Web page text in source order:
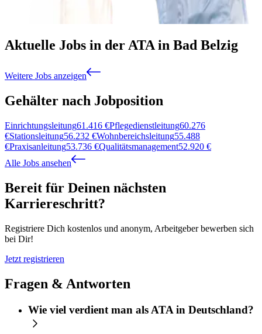
Aktuelle Jobs in der ATA in Bad Belzig
Weitere Jobs anzeigen
Gehälter nach Jobposition
Einrichtungsleitung61.416 €Pflegedienstleitung60.276
€Stationsleitung56.232 €Wohnbereichsleitung55.488
€Praxisanleitung53.736 €Qualitätsmanagement52.920 €
Alle Jobs ansehen
Bereit für Deinen nächsten
Karriereschritt?
Registriere Dich kostenlos und anonym, Arbeitgeber bewerben sich
bei Dir!
Jetzt registrieren
Fragen & Antworten
Wie viel verdient man als ATA in Deutschland?